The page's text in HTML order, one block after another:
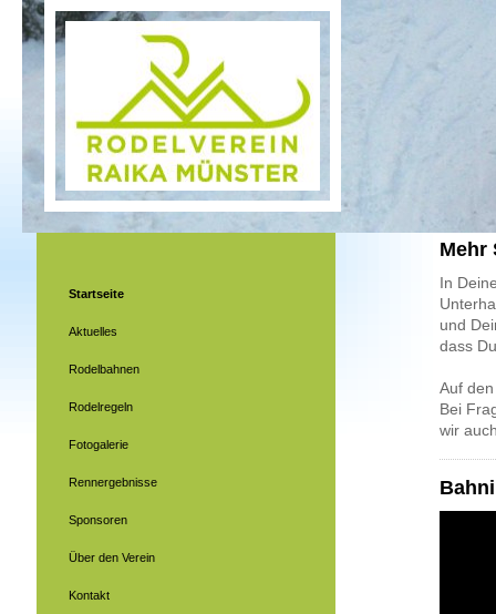
Mehr
In
und
dass
Auf
Bei
wir
Startseite
Aktuelles
Rodelbahnen
Rodelregeln
Fotogalerie
Rennergebnisse
Sponsoren
Über den Verein
Kontakt